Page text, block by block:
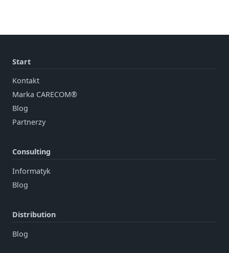
Start
Kontakt
Marka CARECOM®
Blog
Partnerzy
Consulting
Informatyk
Blog
Distribution
Blog